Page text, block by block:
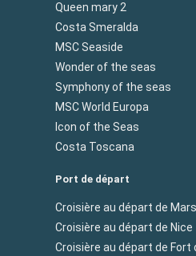
Queen mary 2
Costa Smeralda
MSC Seaside
Wonder of the seas
Symphony of the seas
MSC World Europa
Icon of the Seas
Costa Toscana
Port de départ
Croisière au départ de
Croisière au départ de Nice
Croisière au départ de Fort